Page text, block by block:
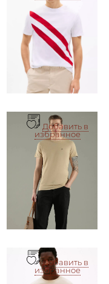
Добавить в
избранное
Добавить в
избранное